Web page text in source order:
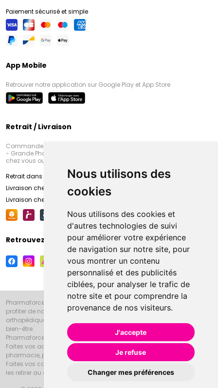
Nous utilisons des
cookies
Nous utilisons des cookies et
d'autres technologies de suivi
pour améliorer votre expérience
de navigation sur notre site, pour
vous montrer un contenu
personnalisé et des publicités
ciblées, pour analyser le trafic de
notre site et pour comprendre la
provenance de nos visiteurs.
J'accepte
Je refuse
Changer mes préférences
Paiement sécurisé et simple
App Mobile
Retrouver notre application sur Google Play et App Store
Retrait / Livraison
Commandez en ligne et venez chercher votre commande à Amiens
- Grande Pharmacie d’Amiens (Fachon) ou recevez-là rapidement
chez vous ou en point retrait
Retrait dans la pharmacie d’Amiens
Livraison chez vous
Livraison chez votre commerçant
Retrouvez-nous sur vos réseaux sociaux
Pharmaforce.fr et la Grande Pharmacie d’Amiens vous souhaitent de
profiter de notre accueil, de nos conseils pharmaceutiques,
orthopédiques, homéopathiques, parapharmaceutiques, beauté et
bien-être.
Pharmaforce.fr est le site internet de la Grande Pharmacie d’Amiens.
Faites vos achats en ligne grâce à un choix de 20000 références en
pharmacie, parapharmacie, diététique et animaux (vétérinaire).
Faites vos courses de pharmacie et parapharmacie en ligne et venez
les retirer au drive ou vous les faire livrer à domicile.